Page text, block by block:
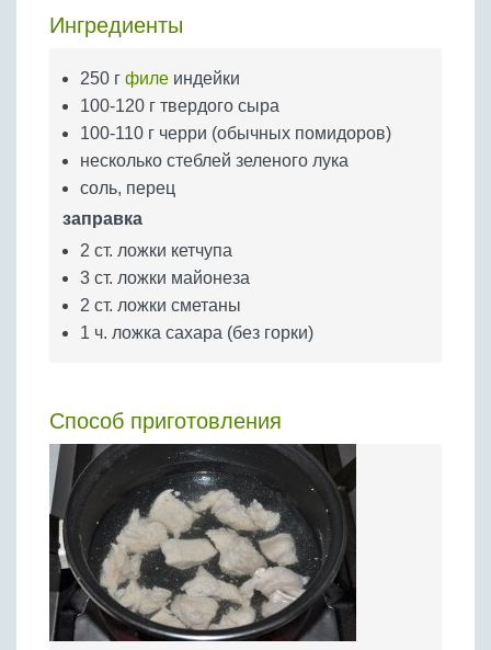
Крупы
Ингредиенты
250 г филе индейки
100-120 г твердого сыра
100-110 г черри (обычных помидоров)
несколько стеблей зеленого лука
соль, перец
заправка
2 ст. ложки кетчупа
3 ст. ложки майонеза
2 ст. ложки сметаны
1 ч. ложка сахара (без горки)
Способ приготовления